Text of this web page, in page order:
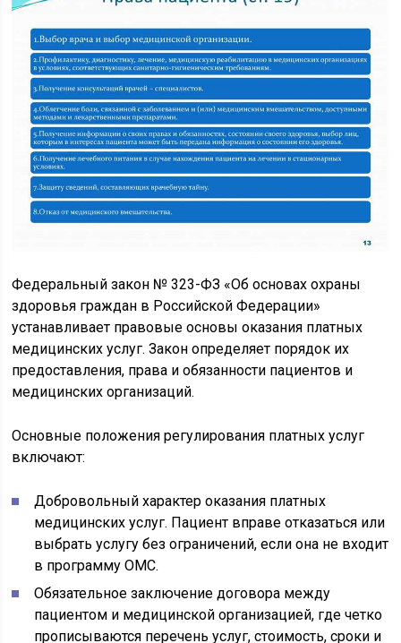
Федеральный закон № 323-ФЗ «Об основах охраны
здоровья граждан в Российской Федерации»
устанавливает правовые основы оказания платных
медицинских услуг. Закон определяет порядок их
предоставления, права и обязанности пациентов и
медицинских организаций.
Основные положения регулирования платных услуг
включают:
Добровольный характер оказания платных
медицинских услуг. Пациент вправе отказаться или
выбрать услугу без ограничений, если она не входит
в программу ОМС.
Обязательное заключение договора между
пациентом и медицинской организацией, где четко
прописываются перечень услуг, стоимость, сроки и